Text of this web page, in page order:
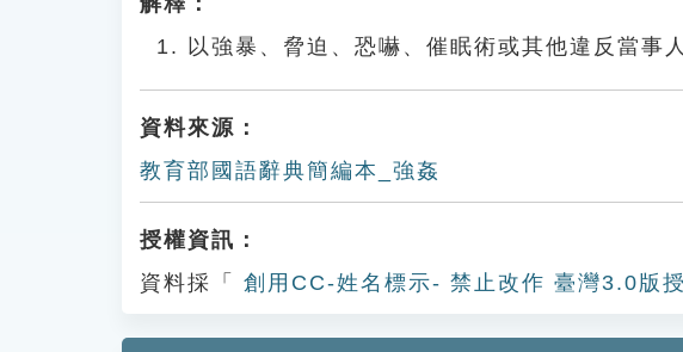
以強暴、脅迫、恐嚇、催眠術或其他違反當事
資料來源：
教育部國語辭典簡編本_強姦
授權資訊：
資料採「
創用CC-姓名標示- 禁止改作 臺灣3.0版